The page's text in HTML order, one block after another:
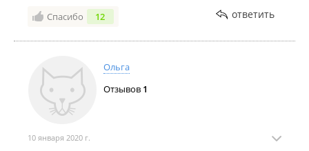
Спасибо 12 ответить
Ольга
Отзывов 1
10 января 2020 г.